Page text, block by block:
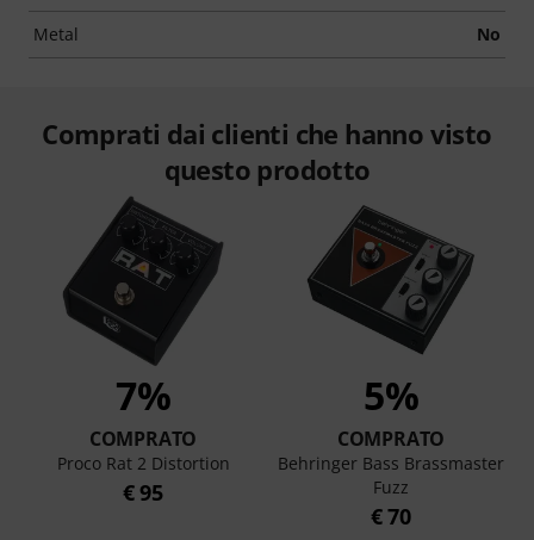
Metal No
Comprati dai clienti che hanno visto
questo prodotto
7%
COMPRATO
Proco Rat 2 Distortion
€ 95
5%
COMPRATO
Behringer Bass Brassmaster
Fuzz
€ 70